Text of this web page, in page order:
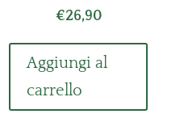
€26,90
Aggiungi al
carrello